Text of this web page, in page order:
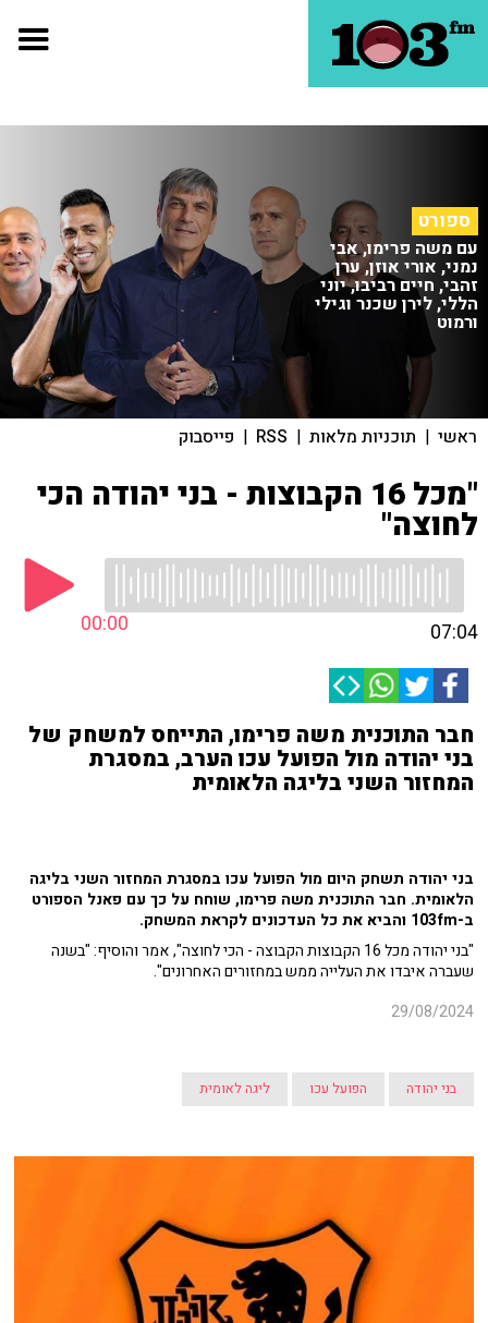
ספורט
עם משה פרימו, אבי
נמני, אורי אוזן, ערן
זהבי, חיים רביבו, יוני
הללי, לירן שכנר וגילי
ורמוט
ראשי | תוכניות מלאות |
RSS
| פייסבוק
"מכל 16 הקבוצות - בני יהודה הכי
לחוצה"
00:00 07:04
חבר התוכנית משה פרימו, התייחס למשחק של
בני יהודה מול הפועל עכו הערב, במסגרת
המחזור השני בליגה הלאומית
בני יהודה תשחק היום מול הפועל עכו במסגרת המחזור השני בליגה
הלאומית. חבר התוכנית משה פרימו, שוחח על כך עם פאנל הספורט
ב-103fm והביא את כל העדכונים לקראת המשחק.
"בני יהודה מכל 16 הקבוצות הקבוצה - הכי לחוצה", אמר והוסיף: "בשנה
שעברה איבדו את העלייה ממש במחזורים האחרונים".
29/08/2024
בני יהודה הפועל עכו ליגה לאומית